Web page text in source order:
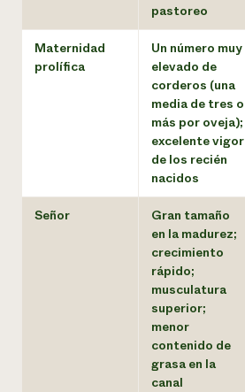
pastoreo
Maternidad
prolífica
Un número muy
elevado de
corderos (una
media de tres o
más por oveja);
excelente vigor
de los recién
nacidos
Señor
Gran tamaño
en la madurez;
crecimiento
rápido;
musculatura
superior;
menor
contenido de
grasa en la
canal